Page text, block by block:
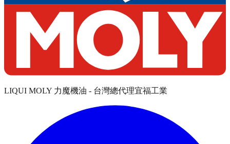
LIQUI MOLY 力魔機油 - 台灣總代理宜福工業